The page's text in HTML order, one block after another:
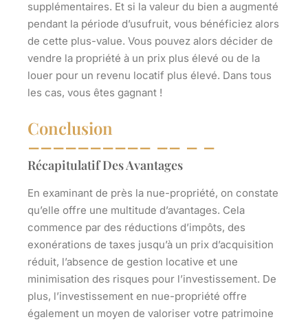
supplémentaires. Et si la valeur du bien a augmenté
pendant la période d’usufruit, vous bénéficiez alors
de cette plus-value. Vous pouvez alors décider de
vendre la propriété à un prix plus élevé ou de la
louer pour un revenu locatif plus élevé. Dans tous
les cas, vous êtes gagnant !
Conclusion
Récapitulatif Des Avantages
En examinant de près la nue-propriété, on constate
qu’elle offre une multitude d’avantages. Cela
commence par des réductions d’impôts, des
exonérations de taxes jusqu’à un prix d’acquisition
réduit, l’absence de gestion locative et une
minimisation des risques pour l’investissement. De
plus, l’investissement en nue-propriété offre
également un moyen de valoriser votre patrimoine